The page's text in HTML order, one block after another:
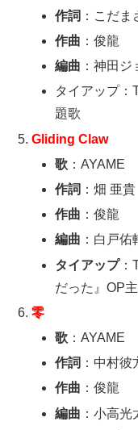
作詞 ：こだま
作曲 ：俊龍
編曲 ：神田ジ
タイアップ
題歌
Gliding Claw
歌 ：AYAME
作詞 ：畑 亜貴
作曲 ：俊龍
編曲 ：白戸佑
タイアップ：
だった』OP
零
歌 ：AYAME
作詞 ：中村彼
作曲 ：俊龍
編曲 ：小高光